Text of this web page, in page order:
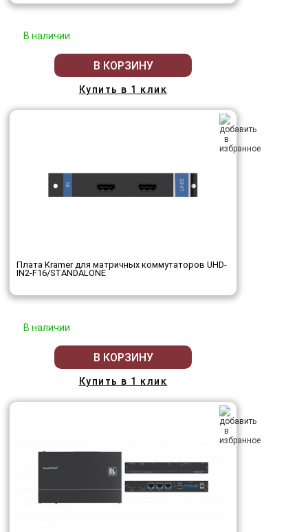
В наличии
В КОРЗИНУ
Купить в 1 клик
Плата Kramer для матричных коммутаторов UHD-
IN2-F16/STANDALONE
В наличии
В КОРЗИНУ
Купить в 1 клик